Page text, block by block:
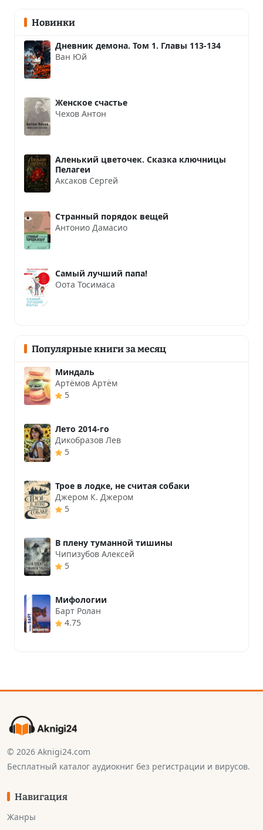
Новинки
Дневник демона. Том 1. Главы 113-134
Ван Юй
Женское счастье
Чехов Антон
Аленький цветочек. Сказка ключницы
Пелагеи
Аксаков Сергей
Странный порядок вещей
Антонио Дамасио
Самый лучший папа!
Оота Тосимаса
Популярные книги за месяц
Миндаль
Артёмов Артём
5
Лето 2014-го
Дикобразов Лев
5
Трое в лодке, не считая собаки
Джером К. Джером
5
В плену туманной тишины
Чипизубов Алексей
5
Мифологии
Барт Ролан
4.75
© 2026 Aknigi24.com
Бесплатный каталог аудиокниг без регистрации и вирусов.
Навигация
Жанры